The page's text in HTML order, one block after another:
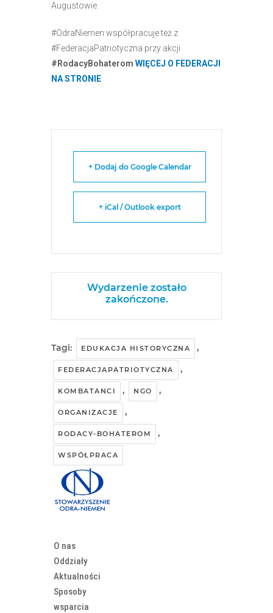
Augustowie.
#OdraNiemen współpracuje też z
#FederacjaPatriotyczna przy akcji
#RodacyBohaterom WIĘCEJ O FEDERACJI
NA STRONIE
+ Dodaj do Google Calendar
+ iCal / Outlook export
Wydarzenie zostało
zakończone.
Tagi: EDUKACJA HISTORYCZNA ,
FEDERACJAPATRIOTYCZNA ,
KOMBATANCI , NGO ,
ORGANIZACJE ,
RODACY-BOHATEROM ,
WSPÓŁPRACA
O nas
Oddziały
Aktualności
Sposoby
wsparcia